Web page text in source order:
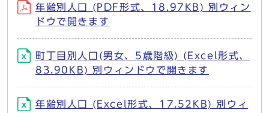
年齢別人口 (PDF形式、18.97KB) 別ウィン
ドウで開きます
町丁目別人口(男女、5歳階級) (Excel形式、
83.90KB) 別ウィンドウで開きます
年齢別人口 (Excel形式、17.52KB) 別ウィ